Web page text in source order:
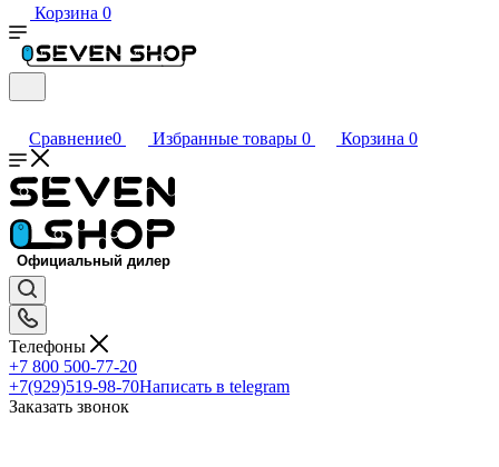
Корзина 0
Сравнение0 Избранные товары 0 Корзина 0
Телефоны
+7 800 500-77-20
+7(929)519-98-70Написать в telegram
Заказать звонок